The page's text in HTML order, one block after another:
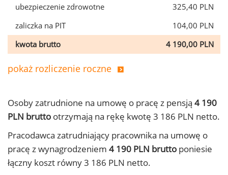
ubezpieczenie zdrowotne
325,40 PLN
zaliczka na PIT
104,00 PLN
kwota brutto
4 190,00 PLN
pokaż rozliczenie roczne
Osoby zatrudnione na umowę o pracę z pensją 4 190
PLN brutto otrzymają na rękę kwotę 3 186 PLN netto.
Pracodawca zatrudniający pracownika na umowę o
pracę z wynagrodzeniem 4 190 PLN brutto poniesie
łączny koszt równy 3 186 PLN netto.